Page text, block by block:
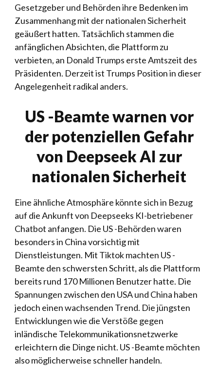
Gesetzgeber und Behörden ihre Bedenken im
Zusammenhang mit der nationalen Sicherheit
geäußert hatten. Tatsächlich stammen die
anfänglichen Absichten, die Plattform zu
verbieten, an Donald Trumps erste Amtszeit des
Präsidenten. Derzeit ist Trumps Position in dieser
Angelegenheit radikal anders.
US -Beamte warnen vor
der potenziellen Gefahr
von Deepseek AI zur
nationalen Sicherheit
Eine ähnliche Atmosphäre könnte sich in Bezug
auf die Ankunft von Deepseeks KI-betriebener
Chatbot anfangen. Die US -Behörden waren
besonders in China vorsichtig mit
Dienstleistungen. Mit Tiktok machten US -
Beamte den schwersten Schritt, als die Plattform
bereits rund 170 Millionen Benutzer hatte. Die
Spannungen zwischen den USA und China haben
jedoch einen wachsenden Trend. Die jüngsten
Entwicklungen wie die Verstöße gegen
inländische Telekommunikationsnetzwerke
erleichtern die Dinge nicht. US -Beamte möchten
also möglicherweise schneller handeln.